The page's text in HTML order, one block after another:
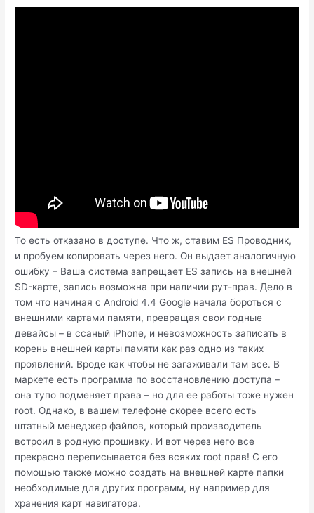
То есть отказано в доступе. Что ж, ставим ES Проводник,
и пробуем копировать через него. Он выдает аналогичную
ошибку – Ваша система запрещает ES запись на внешней
SD-карте, запись возможна при наличии рут-прав. Дело в
том что начиная с Android 4.4 Google начала бороться с
внешними картами памяти, превращая свои годные
девайсы – в ссаный iPhone, и невозможность записать в
корень внешней карты памяти как раз одно из таких
проявлений. Вроде как чтобы не загаживали там все. В
маркете есть программа по восстановлению доступа –
она тупо подменяет права – но для ее работы тоже нужен
root. Однако, в вашем телефоне скорее всего есть
штатный менеджер файлов, который производитель
встроил в родную прошивку. И вот через него все
прекрасно переписывается без всяких root прав! С его
помощью также можно создать на внешней карте папки
необходимые для других программ, ну например для
хранения карт навигатора.